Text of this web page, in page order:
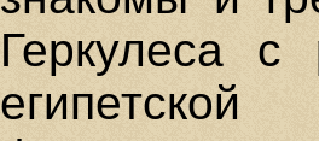
Геркулеса